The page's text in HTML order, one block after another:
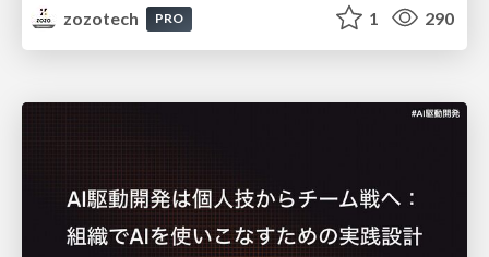
zozotech
PRO 1 290